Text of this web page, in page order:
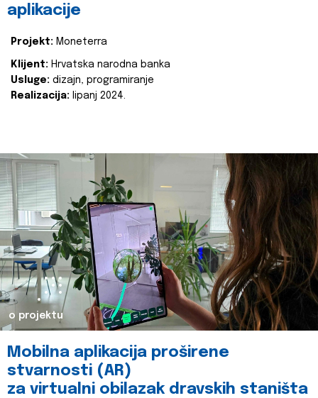
aplikacije
Projekt: Moneterra
Klijent: Hrvatska narodna banka
Usluge: dizajn, programiranje
Realizacija: lipanj 2024.
o projektu
Mobilna aplikacija proširene
stvarnosti (AR)
za virtualni obilazak dravskih staništa